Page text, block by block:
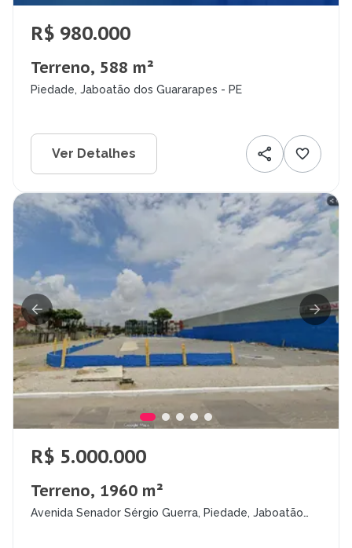
R$ 980.000
Terreno, 588 m²
Piedade, Jaboatão dos Guararapes - PE
Ver Detalhes
R$ 5.000.000
Terreno, 1960 m²
Avenida Senador Sérgio Guerra, Piedade, Jaboatão